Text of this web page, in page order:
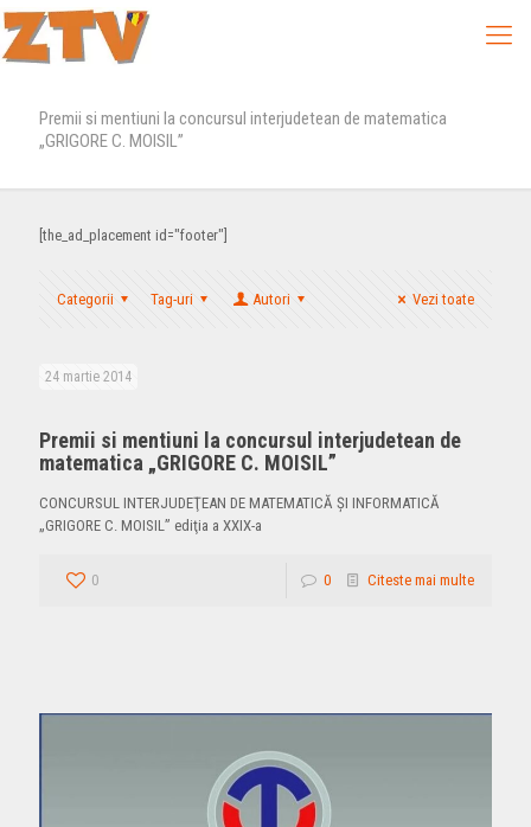
Premii si mentiuni la concursul interjudetean de matematica
„GRIGORE C. MOISIL”
[the_ad_placement id="footer"]
Categorii Tag-uri Autori Vezi toate
24 martie 2014
Premii si mentiuni la concursul interjudetean de
matematica „GRIGORE C. MOISIL”
CONCURSUL INTERJUDEŢEAN DE MATEMATICĂ ŞI INFORMATICĂ
„GRIGORE C. MOISIL” ediţia a XXIX-a
0 0 Citeste mai multe